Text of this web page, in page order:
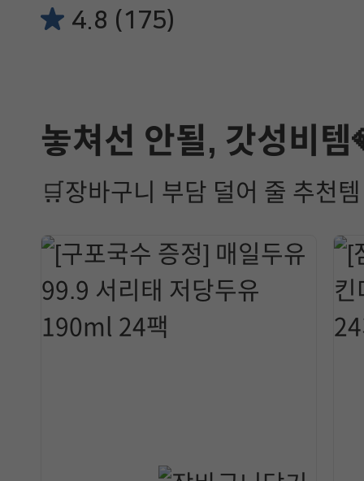
4.8 (175)
놓쳐선 안될, 갓성비템
🛒장바구니 부담 덜어 줄 추천